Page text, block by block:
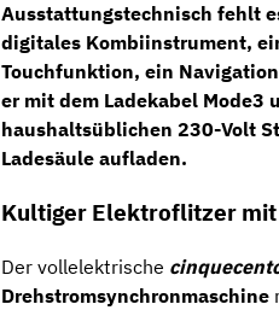
Ausstattungstechnisch fehlt
digitales Kombiinstrument,
Touchfunktion, ein
er mit dem Ladekabel Mode3
haushaltsüblichen 230-Volt
Ladesäule aufladen.
Kultiger Elektroflitzer
Der vollelektrische
Drehstromsynchronmaschine